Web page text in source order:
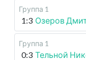
Группа 1
1:3 Озеров
Группа 1
0:3 Тельной